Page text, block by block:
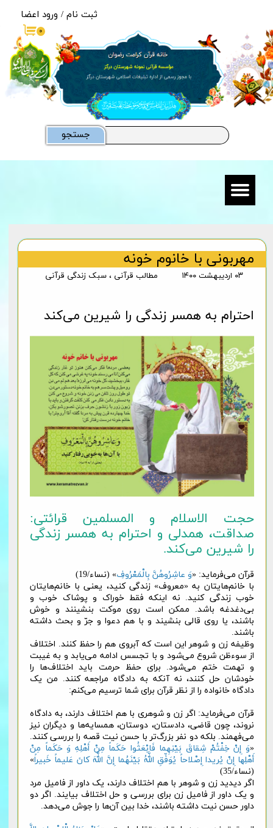
جستجو
ثبت نام / ورود اعضا
حساب کاربری من
تغییر گذر واژه
سفارشات
خروج از حساب کاربری
۰
مهربونی با خانوم خونه
۰۳ اردیبهشت ۱۴۰۰ مطالب قرآنی ،سبک زندگی قرآنی
احترام به همسر زندگی را شیرین می‌کند
حجت الاسلام و المسلمین قرائتی:
صداقت، همدلی و احترام به همسر زندگی
را شیرین می‌کند.
قرآن می‌فرماید: «وَ عاشِرُوهُنَّ بِالْمَعْرُوفِ» (نساء/19)
با خانم‌هایتان به «معروف» زندگی کنید، یعنی با خانم‌هایتان
خوب زندگی کنید. نه اینکه فقط خوراک و پوشاک خوب و
بی‌دغدغه باشد. ممکن است روی موکت بنشینند و خوش
باشند، یا روی قالی بنشیند و با هم دعوا و جرّ و بحث داشته
باشند.
وظیفه زن و شوهر این است که آبروی هم را حفظ کنند. اختلاف
از سوء‌ظن شروع می‌شود و با تجسس ادامه می‌یابد و به غیبت
و تهمت ختم می‌شود. برای حفظ حرمت باید اختلاف‌ها را
خودشان حل کنند، نه آنکه به دادگاه مراجعه کنند. من یک
دادگاه خانواده را از نظر قرآن برای شما ترسیم می‌کنم:
قرآن می‌فرماید: اگر زن و شوهری با هم اختلاف دارند، به دادگاه
نروند، چون قاضی، دادستان، دوستان، همسایه‌ها و دیگران نیز
می‌فهمند. بلکه دو نفر بزرگ‌تر با حسن نیت قصه را بررسی کنند.
«وَ إِنْ خِفْتُمْ شِقاقَ بَیْنِهِما فَابْعَثُوا حَكَماً مِنْ أَهْلِهِ وَ حَكَماً مِنْ
أَهْلِها إِنْ یُریدا إِصْلاحاً یُوَفِّقِ اللَّهُ بَیْنَهُما إِنَّ اللَّهَ كانَ عَلیماً خَبیراً»
(نساء/35)
اگر دیدید زن و شوهر با هم اختلاف دارند، یک داور از فامیل مرد
و یک داور از فامیل زن برای بررسی و حل اختلاف بیایند. اگر دو
داور حسن نیت داشته باشند، خدا بین آن‌ها را جوش می‌دهد.